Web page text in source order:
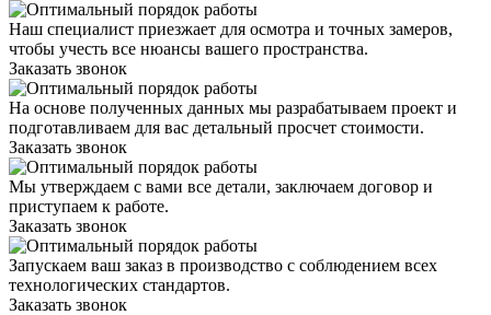
Наш специалист приезжает для осмотра и точных замеров,
чтобы учесть все нюансы вашего пространства.
Заказать звонок
На основе полученных данных мы разрабатываем проект и
подготавливаем для вас детальный просчет стоимости.
Заказать звонок
Мы утверждаем с вами все детали, заключаем договор и
приступаем к работе.
Заказать звонок
Запускаем ваш заказ в производство с соблюдением всех
технологических стандартов.
Заказать звонок